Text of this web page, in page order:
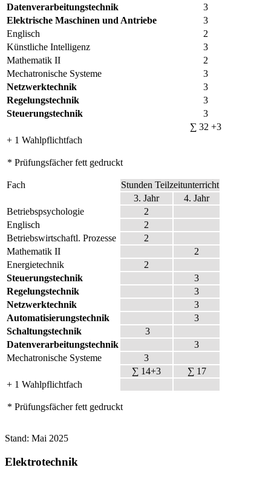
Datenverarbeitungstechnik
3
Elektrische Maschinen und Antriebe
3
Englisch
2
Künstliche Intelligenz
3
Mathematik II
2
Mechatronische Systeme
3
Netzwerktechnik
3
Regelungstechnik
3
Steuerungstechnik
3
∑ 32 +3
+ 1 Wahlpflichtfach
* Prüfungsfächer fett gedruckt
Fach
Stunden Teilzeitunterricht
3. Jahr
4. Jahr
Betriebspsychologie
2
Englisch
2
Betriebswirtschaftl. Prozesse
2
Mathematik II
2
Energietechnik
2
Steuerungstechnik
3
Regelungstechnik
3
Netzwerktechnik
3
Automatisierungstechnik
3
Schaltungstechnik
3
Datenverarbeitungstechnik
3
Mechatronische Systeme
3
∑ 14+3
∑ 17
+ 1 Wahlpflichtfach
* Prüfungsfächer fett gedruckt
Stand: Mai 2025
Elektrotechnik